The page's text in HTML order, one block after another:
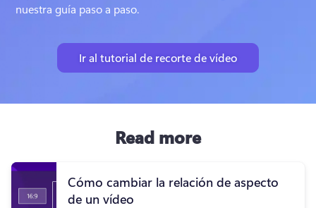
nuestra guía paso a paso.
Ir al tutorial de recorte de vídeo
Read more
Cómo cambiar la relación de aspecto
de un vídeo